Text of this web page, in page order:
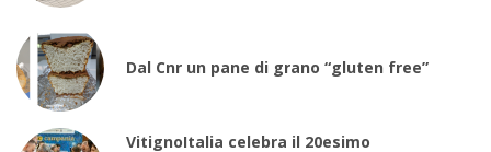
Dal Cnr un pane di grano “gluten free”
VitignoItalia celebra il 20esimo